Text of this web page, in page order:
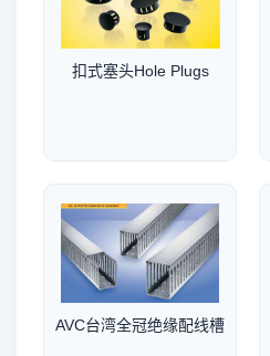
扣式塞头Hole Plugs
AVC台湾全冠绝缘配线槽